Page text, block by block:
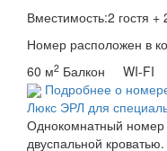
Вместимость:2 гостя +
Номер расположен в
60 м2 Балкон WI-FI
Подробнее о
Люкс ЭРЛ для
Однокомнатный номер
двуспальной кроватью.